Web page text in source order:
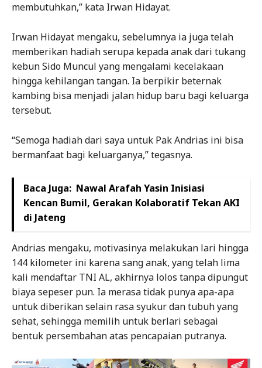
membutuhkan,” kata Irwan Hidayat.
Irwan Hidayat mengaku, sebelumnya ia juga telah
memberikan hadiah serupa kepada anak dari tukang
kebun Sido Muncul yang mengalami kecelakaan
hingga kehilangan tangan. Ia berpikir beternak
kambing bisa menjadi jalan hidup baru bagi keluarga
tersebut.
“Semoga hadiah dari saya untuk Pak Andrias ini bisa
bermanfaat bagi keluarganya,” tegasnya.
Baca Juga: Nawal Arafah Yasin Inisiasi
Kencan Bumil, Gerakan Kolaboratif Tekan AKI
di Jateng
Andrias mengaku, motivasinya melakukan lari hingga
144 kilometer ini karena sang anak, yang telah lima
kali mendaftar TNI AL, akhirnya lolos tanpa dipungut
biaya sepeser pun. Ia merasa tidak punya apa-apa
untuk diberikan selain rasa syukur dan tubuh yang
sehat, sehingga memilih untuk berlari sebagai
bentuk persembahan atas pencapaian putranya.